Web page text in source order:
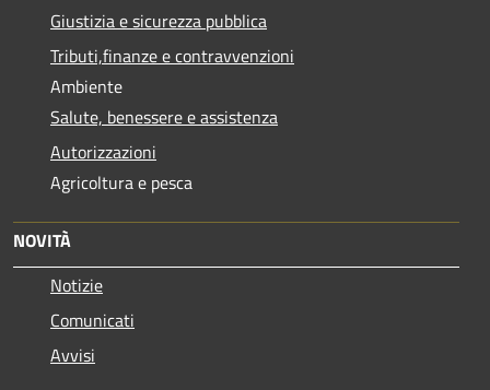
Giustizia e sicurezza pubblica
Tributi,finanze e contravvenzioni
Ambiente
Salute, benessere e assistenza
Autorizzazioni
Agricoltura e pesca
NOVITÀ
Notizie
Comunicati
Avvisi